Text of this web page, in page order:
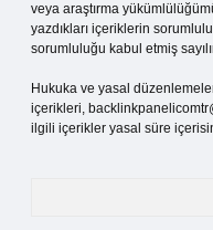
veya araştırma
yazdıkları içeriklerin
sorumluluğu kabul etmiş
Hukuka ve yasal
içerikleri,
ilgili içerikler yasal süre